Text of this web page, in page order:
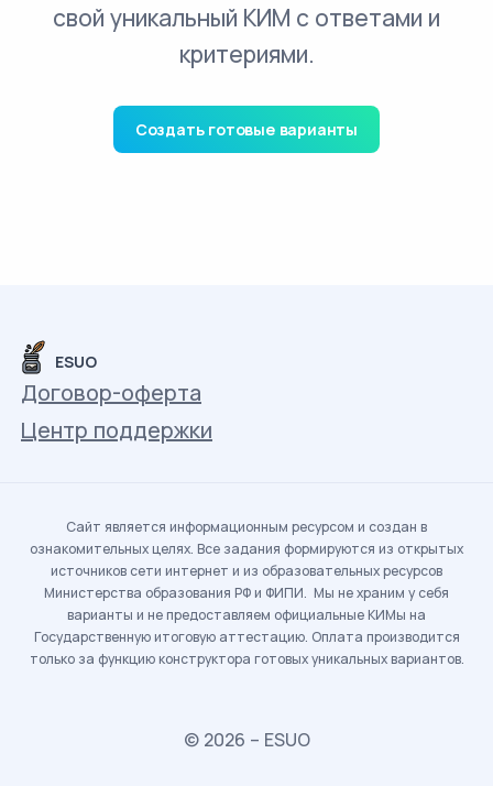
свой уникальный КИМ с ответами и
критериями.
Создать готовые варианты
ESUO
Договор-оферта
Центр поддержки
Сайт является информационным ресурсом и создан в
ознакомительных целях. Все задания формируются из открытых
источников сети интернет и из образовательных ресурсов
Министерства образования РФ и ФИПИ. Мы не храним у себя
варианты и не предоставляем официальные КИМы на
Государственную итоговую аттестацию. Оплата производится
только за функцию конструктора готовых уникальных вариантов.
© 2026 – ESUO